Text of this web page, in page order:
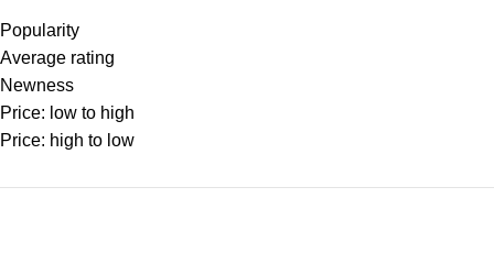
Popularity
Average rating
Newness
Price: low to high
Price: high to low